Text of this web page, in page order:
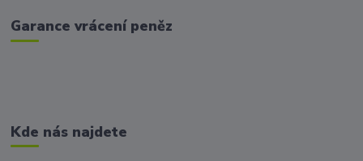
Garance vrácení peněz
Kde nás najdete